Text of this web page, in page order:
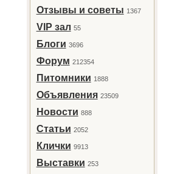
Отзывы и советы 1367
VIP зал 55
Блоги 3696
Форум 212354
Питомники 1888
Объявления 23509
Новости 888
Статьи 2052
Клички 9913
Выставки 253